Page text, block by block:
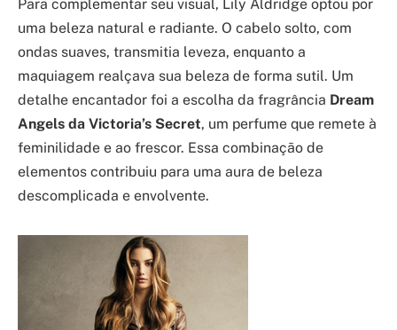
Para complementar seu visual, Lily Aldridge optou por
uma beleza natural e radiante. O cabelo solto, com
ondas suaves, transmitia leveza, enquanto a
maquiagem realçava sua beleza de forma sutil. Um
detalhe encantador foi a escolha da fragrância Dream
Angels da Victoria’s Secret, um perfume que remete à
feminilidade e ao frescor. Essa combinação de
elementos contribuiu para uma aura de beleza
descomplicada e envolvente.